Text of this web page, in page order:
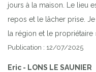
jours à la maison. Le lieu
repos et le lâcher prise.
la région et le propriétaire
Publication : 12/07/2025
Eric - LONS LE SAUNIER